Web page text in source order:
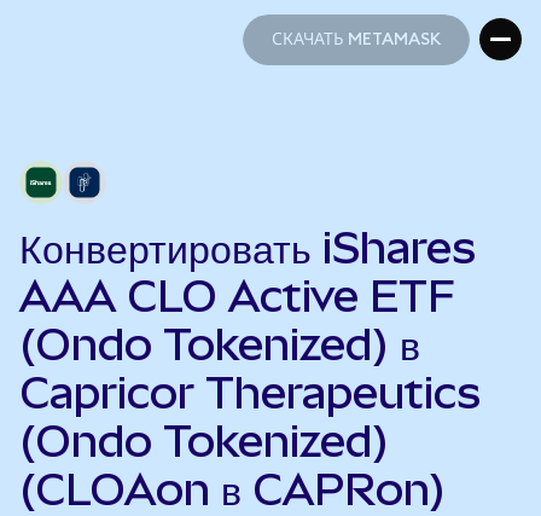
СКАЧАТЬ METAMASK
Конвертировать iShares
AAA CLO Active ETF
(Ondo Tokenized) в
Capricor Therapeutics
(Ondo Tokenized)
(CLOAon в CAPRon)